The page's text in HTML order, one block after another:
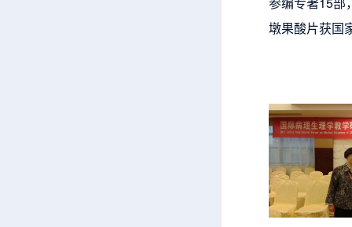
墩果酸片获国